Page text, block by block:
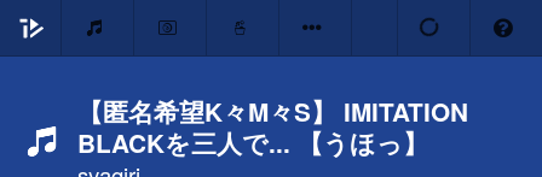
【匿名希望K々M々S】 IMITATION
BLACKを三人で... 【うほっ】